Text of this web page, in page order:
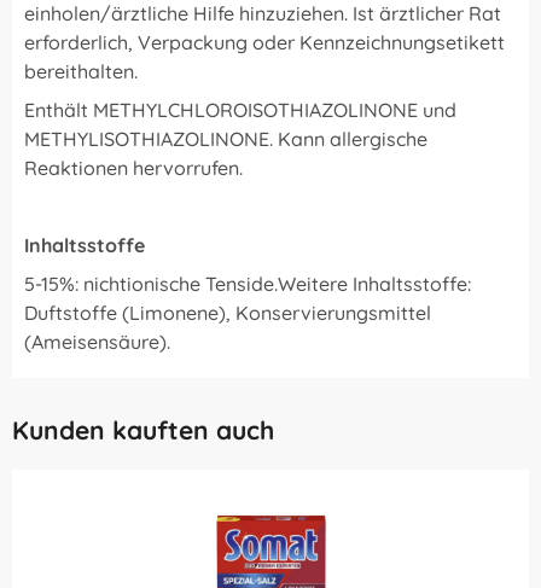
einholen/ärztliche Hilfe hinzuziehen. Ist ärztlicher Rat
erforderlich, Verpackung oder Kennzeichnungsetikett
bereithalten.
Enthält METHYLCHLOROISOTHIAZOLINONE und
METHYLISOTHIAZOLINONE. Kann allergische
Reaktionen hervorrufen.
Inhaltsstoffe
5-15%: nichtionische Tenside.Weitere Inhaltsstoffe:
Duftstoffe (Limonene), Konservierungsmittel
(Ameisensäure).
Kunden kauften auch